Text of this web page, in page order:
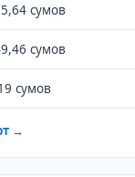
сумов
сумов
сумов
→